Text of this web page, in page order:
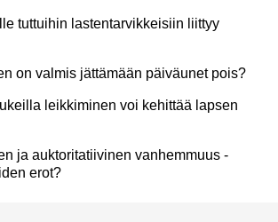
tuttuihin lastentarvikkeisiin liittyy
on valmis jättämään päiväunet pois?
leikkiminen voi kehittää lapsen
ja auktoritatiivinen vanhemmuus -
erot?